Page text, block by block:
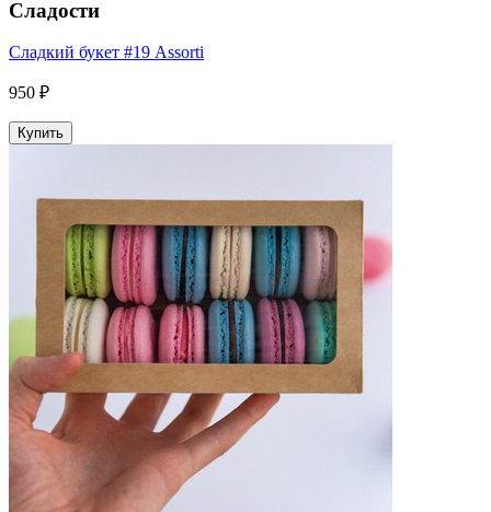
Сладости
Сладкий букет #19 Assorti
950 ₽
Купить